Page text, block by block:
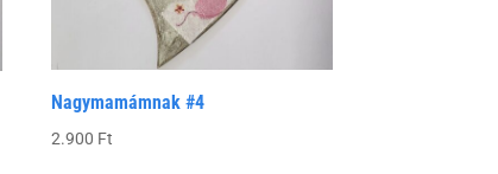
Nagymamámnak #4
2.900 Ft